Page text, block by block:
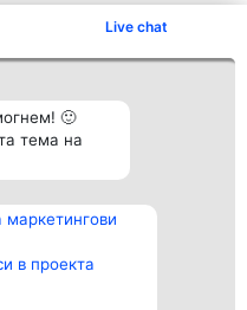
Live chat
🙂
тема на
в проекта
Контакти